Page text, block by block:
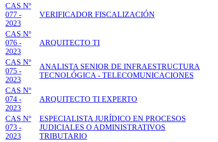
CAS Nº
077 -
2023
VERIFICADOR FISCALIZACIÓN
CAS Nº
076 -
2023
ARQUITECTO TI
CAS Nº
075 -
2023
ANALISTA SENIOR DE INFRAESTRUCTURA
TECNOLÓGICA - TELECOMUNICACIONES
CAS Nº
074 -
2023
ARQUITECTO TI EXPERTO
CAS Nº
073 -
2023
ESPECIALISTA JURÍDICO EN PROCESOS
JUDICIALES O ADMINISTRATIVOS
TRIBUTARIO